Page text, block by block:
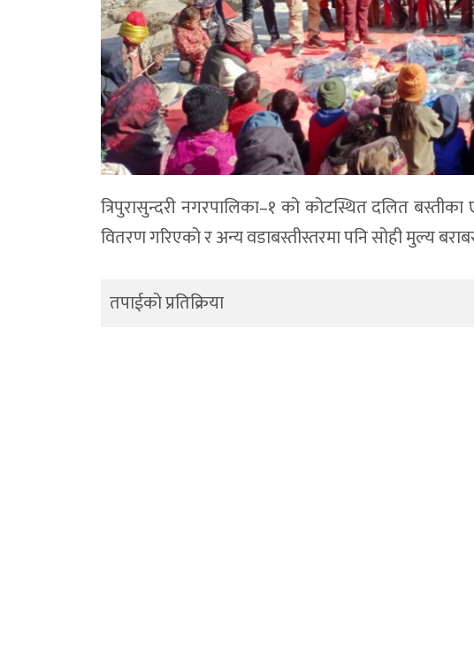
त्रिपुरासुन्दरी नगरपालिका–१ को कोटस्थित दलित
वितरण गरिएको र अन्य वडाबस्तीस्तरमा पनि सोही मुल्य
तपाईको प्रतिक्रिया